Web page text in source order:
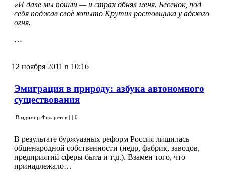
«И дале мы пошли — и страх обнял меня. Бесенок, под
себя поджав своё копыто Крутил ростовщика у адского
огня.
…
12 ноября 2011 в 10:16
Эмиграция в природу: азбука автономного
существования
Владимир Филаретов 0
В результате буржуазных реформ Россия лишилась
общенародной собственности (недр, фабрик, заводов,
предприятий сферы быта и т.д.). Взамен того, что
принадлежало…